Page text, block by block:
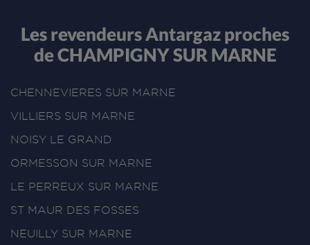
Les revendeurs Antargaz proches
de CHAMPIGNY SUR MARNE
CHENNEVIERES SUR MARNE
VILLIERS SUR MARNE
NOISY LE GRAND
ORMESSON SUR MARNE
LE PERREUX SUR MARNE
ST MAUR DES FOSSES
NEUILLY SUR MARNE